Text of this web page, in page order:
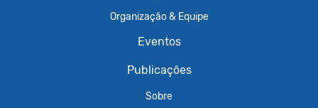
Organização & Equipe
Eventos
Publicações
Sobre